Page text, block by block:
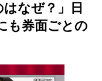
なぜ？」日
も券面ごとの